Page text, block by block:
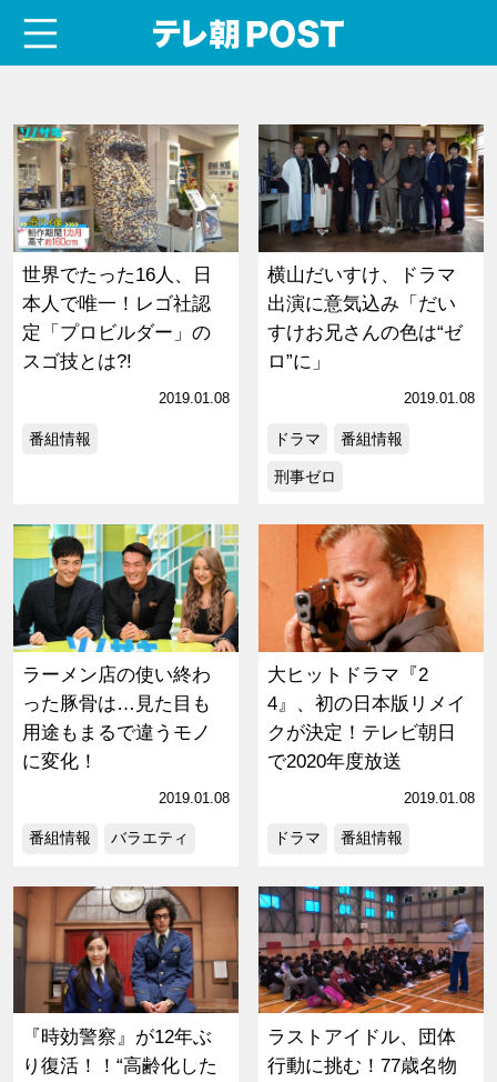
世界でたった16人、日
本人で唯一！レゴ社認
定「プロビルダー」の
スゴ技とは?!
2019.01.08
番組情報
横山だいすけ、ドラマ
出演に意気込み「だい
すけお兄さんの色は“ゼ
ロ”に」
2019.01.08
ドラマ 番組情報
刑事ゼロ
ラーメン店の使い終わ
った豚骨は…見た目も
用途もまるで違うモノ
に変化！
2019.01.08
番組情報 バラエティ
大ヒットドラマ『2
4』、初の日本版リメイ
クが決定！テレビ朝日
で2020年度放送
2019.01.08
ドラマ 番組情報
『時効警察』が12年ぶ
り復活！！“高齢化した
ラストアイドル、団体
行動に挑む！77歳名物